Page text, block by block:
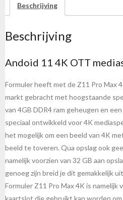
Media
aantal
Beschrijving
Beschrijving
Andoid 11 4K OTT
Formuler heeft met de Z11 Pro Max
markt gebracht met hoogstaande
van 4GB DDR4 ram geheugen en
speciaal ontwikkeld voor 4K
het mogelijk om een beeld van 4K
beeld te toveren. Qua opslag ook
namelijk voorzien van 32 GB aan
genoeg zijn breid je dit gemakkelijk
Formuler Z11 Pro Max 4K is namelijk